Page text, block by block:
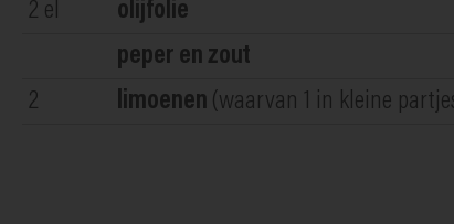
2 el
olijfolie
peper en zout
2
limoenen (waarvan 1 in kleine